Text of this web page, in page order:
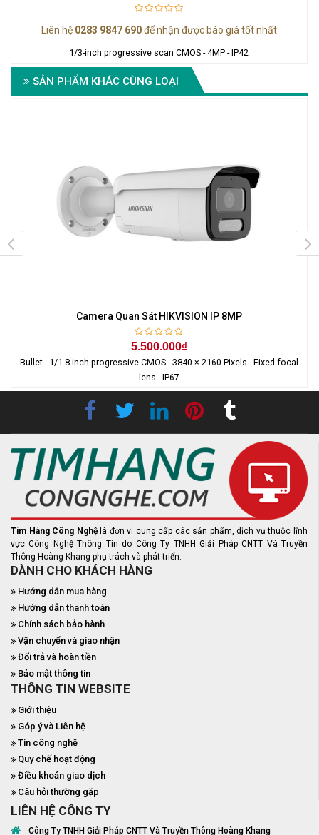
Liên hệ 0283 9847 690để nhận được báo giá tốt nhất
1/3-inch progressive scan CMOS - 4MP - IP42
SẢN PHẨM KHÁC CÙNG LOẠI
Camera Quan Sát HIKVISION IP 8MP
5.500.000₫
Bullet - 1/1.8-inch progressive CMOS - 3840 × 2160 Pixels - Fixed focal
lens - IP67
Tìm Hàng Công Nghệ là đơn vị cung cấp các sản phẩm, dịch vụ thuộc lĩnh
vực Công Nghệ Thông Tin do Công Ty TNHH Giải Pháp CNTT Và Truyền
Thông Hoàng Khang phụ trách và phát triển.
DÀNH CHO KHÁCH HÀNG
Hướng dẫn mua hàng
Hướng dẫn thanh toán
Chính sách bảo hành
Vận chuyển và giao nhận
Đổi trả và hoàn tiền
Bảo mật thông tin
THÔNG TIN WEBSITE
Giới thiệu
Góp ý và Liên hệ
Tin công nghệ
Quy chế hoạt động
Điều khoản giao dịch
Câu hỏi thường gặp
LIÊN HỆ CÔNG TY
Công Ty TNHH Giải Pháp CNTT Và Truyền Thông Hoàng Khang